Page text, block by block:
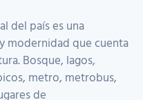
del país es una
modernidad que cuenta
Bosque, lagos,
metro, metrobus,
de